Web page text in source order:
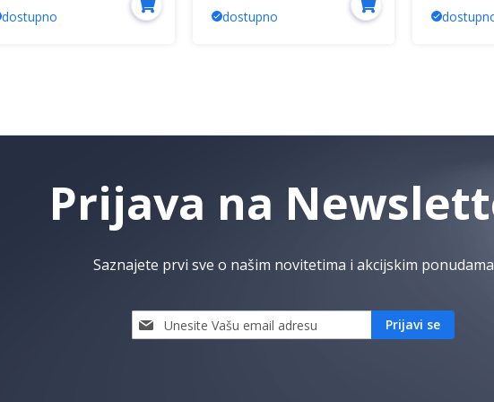
dostupno dostupno
Prijava na
Saznajete prvi sve o našim novitetima i akcijskim ponudama
Prijavi
se
Prijavi se